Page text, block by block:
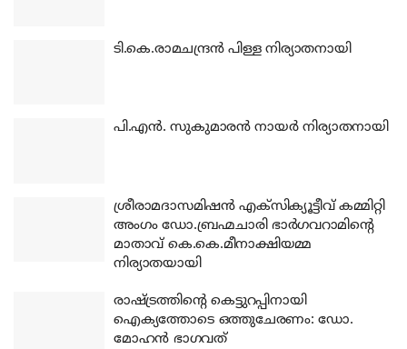
ടി.കെ.രാമചന്ദ്രന്‍ പിള്ള നിര്യാതനായി
പി.എന്‍. സുകുമാരന്‍ നായര്‍ നിര്യാതനായി
ശ്രീരാമദാസമിഷന്‍ എക്‌സിക്യൂട്ടീവ് കമ്മിറ്റി
അംഗം ഡോ.ബ്രഹ്മചാരി ഭാര്‍ഗവറാമിന്റെ
മാതാവ് കെ.കെ.മീനാക്ഷിയമ്മ
നിര്യാതയായി
രാഷ്ട്രത്തിന്റെ കെട്ടുറപ്പിനായി
ഐക്യത്തോടെ ഒത്തുചേരണം: ഡോ.
മോഹന്‍ ഭാഗവത്